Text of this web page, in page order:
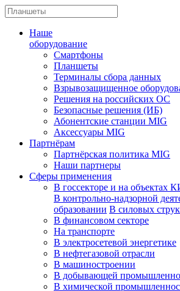
Наше
оборудование
Смартфоны
Планшеты
Терминалы сбора данных
Взрывозащищенное
Решения на российских ОС
Безопасные решения (ИБ)
Абонентские станции MIG
Аксессуары MIG
Партнёрам
Партнёрская политика MIG
Наши партнеры
Сферы применения
В госсекторе и на объектах
В контрольно-надзорной
образовании В силовых
В финансовом секторе
На транспорте
В электросетевой энергетике
В нефтегазовой отрасли
В машиностроении
В добывающей
В химической